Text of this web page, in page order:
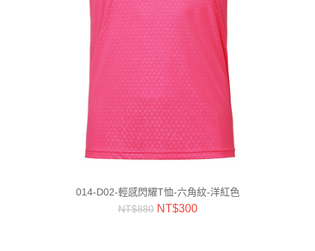
014-D02-輕感閃耀T恤-六角紋-洋紅色
NT$880 NT$300